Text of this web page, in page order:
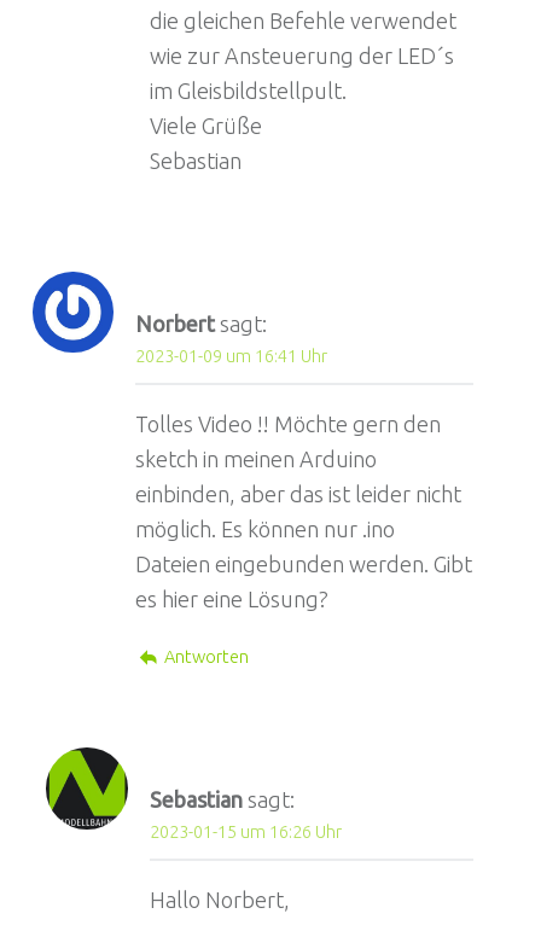
die gleichen Befehle verwendet
wie zur Ansteuerung der LED´s
im Gleisbildstellpult.
Viele Grüße
Sebastian
Norbert sagt:
2023-01-09 um 16:41 Uhr
Tolles Video !! Möchte gern den
sketch in meinen Arduino
einbinden, aber das ist leider nicht
möglich. Es können nur .ino
Dateien eingebunden werden. Gibt
es hier eine Lösung?
Antworten
Sebastian sagt:
2023-01-15 um 16:26 Uhr
Hallo Norbert,